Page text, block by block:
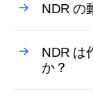
NDR の
NDR は
か？